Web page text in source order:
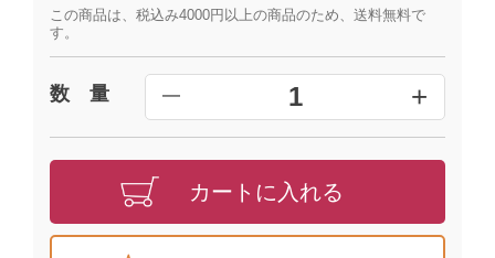
この商品は、税込み4000円以上の商品のため、送料無料で
す。
数 量 ━ 1 +
カートに入れる